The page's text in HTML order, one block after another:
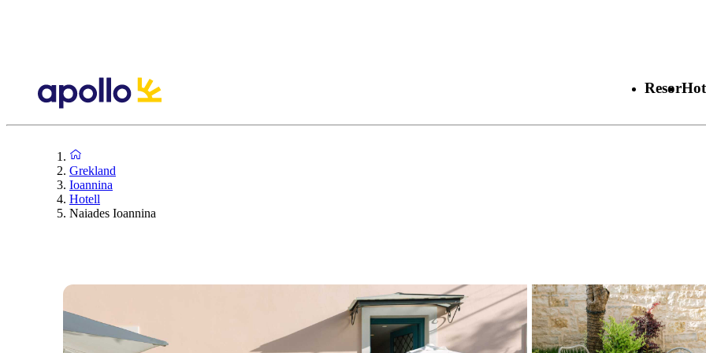
Resor
Grekland
Ioannina
Hotell
Naiades Ioannina